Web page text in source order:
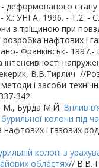
стану
Х.: УНГА, 1996. - Т.2. -
з тріщиною при
нафтових і
Франківськ- 1997.-
інтенсивності
В.В.Тирлич //
і засоби
342.
Бурда М.Й. Вплив
колони під
нафтових і газових
колоні з
областях// В.В.